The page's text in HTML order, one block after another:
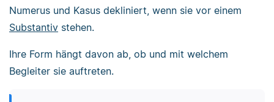
Numerus und Kasus dekliniert, wenn sie vor einem
Substantiv stehen.
Ihre Form hängt davon ab, ob und mit welchem
Begleiter sie auftreten.